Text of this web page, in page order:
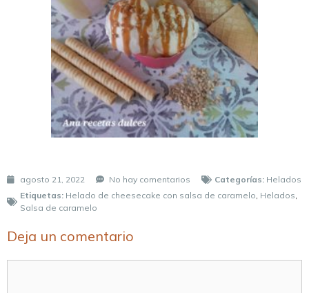
agosto 21, 2022 No hay comentarios Categorías: Helados
Etiquetas: Helado de cheesecake con salsa de caramelo Helados
Salsa de caramelo
Deja un comentario